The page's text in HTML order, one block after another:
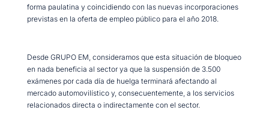
forma paulatina y coincidiendo con las nuevas incorporaciones
previstas en la oferta de empleo público para el año 2018.
Desde GRUPO EM, consideramos que esta situación de bloqueo
en nada beneficia al sector ya que la suspensión de 3.500
exámenes por cada día de huelga terminará afectando al
mercado automovilístico y, consecuentemente, a los servicios
relacionados directa o indirectamente con el sector.